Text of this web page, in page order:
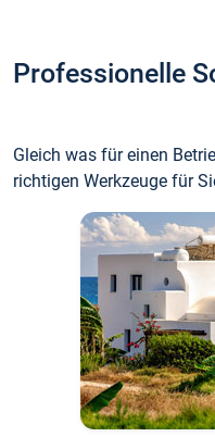
Professionelle
Gleich was für einen
richtigen Werkzeuge für